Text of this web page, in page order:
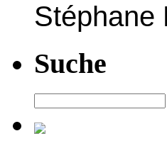
Stéphane
Suche
for: